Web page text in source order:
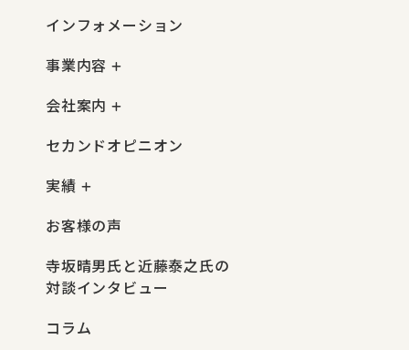
インフォメーション
事業内容
会社案内
セカンドオピニオン
実績
お客様の声
寺坂晴男氏と近藤泰之氏の
対談インタビュー
コラム